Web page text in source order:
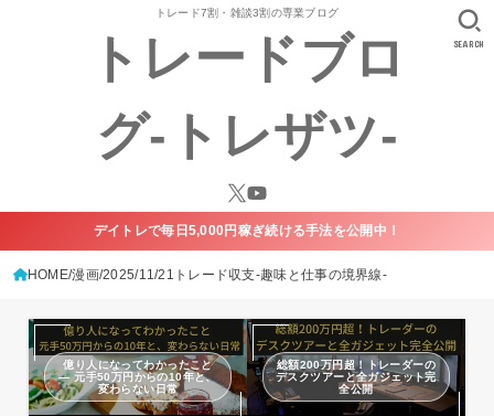
トレード7割・雑談3割の専業ブログ
トレードブロ
グ-トレザツ-
SEARCH
デイトレで毎日5,000円稼ぎ続ける手法を公開中！
HOME 漫画 2025/11/21トレード収支-趣味と仕事の境界線-
億り人になってわかったこと
— 元手50万円からの10年と、
変わらない日常
総額200万円超！トレーダーの
デスクツアーと全ガジェット完
全公開